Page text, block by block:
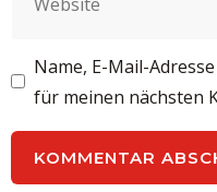
Name, E-Mail-
für meinen nächsten